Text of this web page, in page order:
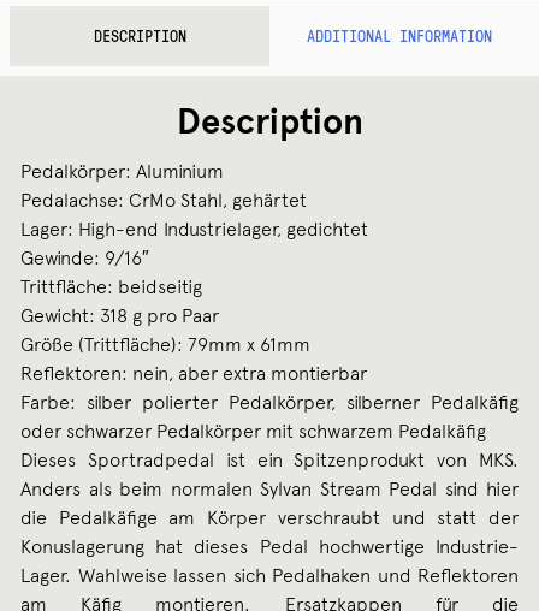
DESCRIPTION ADDITIONAL INFORMATION
Description
Pedalkörper: Aluminium
Pedalachse: CrMo Stahl, gehärtet
Lager: High-end Industrielager, gedichtet
Gewinde: 9/16″
Trittfläche: beidseitig
Gewicht: 318 g pro Paar
Größe (Trittfläche): 79mm x 61mm
Reflektoren: nein, aber extra montierbar
Farbe: silber polierter Pedalkörper, silberner Pedalkäfig
oder schwarzer Pedalkörper mit schwarzem Pedalkäfig
Dieses Sportradpedal ist ein Spitzenprodukt von MKS.
Anders als beim normalen Sylvan Stream Pedal sind hier
die Pedalkäfige am Körper verschraubt und statt der
Konuslagerung hat dieses Pedal hochwertige Industrie-
Lager. Wahlweise lassen sich Pedalhaken und Reflektoren
am Käfig montieren. Ersatzkappen für die